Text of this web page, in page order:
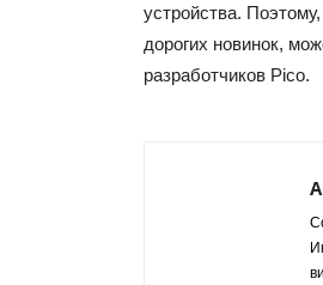
устройства.
дорогих новинок,
разработчиков Pico.